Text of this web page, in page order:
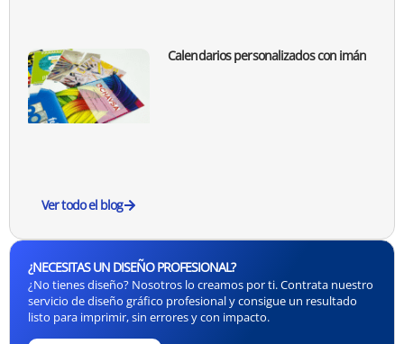
Calendarios personalizados con imán
Ver todo el blog
¿NECESITAS UN DISEÑO PROFESIONAL?
¿No tienes diseño? Nosotros lo creamos por ti. Contrata nuestro
servicio de diseño gráfico profesional y consigue un resultado
listo para imprimir, sin errores y con impacto.